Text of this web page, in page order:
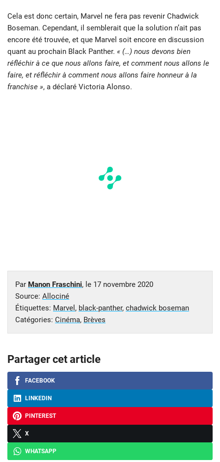
Cela est donc certain, Marvel ne fera pas revenir Chadwick
Boseman. Cependant, il semblerait que la solution n’ait pas
encore été trouvée, et que Marvel soit encore en discussion
quant au prochain Black Panther. « (…) nous devons bien
réfléchir à ce que nous allons faire, et comment nous allons le
faire, et réfléchir à comment nous allons faire honneur à la
franchise », a déclaré Victoria Alonso.
Par Manon Fraschini, le 17 novembre 2020
Source: Allociné
Étiquettes: Marvel , black-panther, chadwick boseman
Catégories: Cinéma, Brèves
Partager cet article
FACEBOOK
LINKEDIN
PINTEREST
X
WHATSAPP